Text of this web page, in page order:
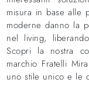
misura in base alle
moderne danno la
nel living,
Scopri la nostra
marchio Fratelli
uno stile unico e le